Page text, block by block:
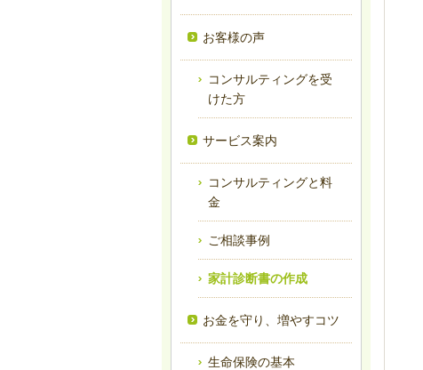
お客様の声
コンサルティングを受
けた方
サービス案内
コンサルティングと料
金
ご相談事例
家計診断書の作成
お金を守り、増やすコツ
生命保険の基本